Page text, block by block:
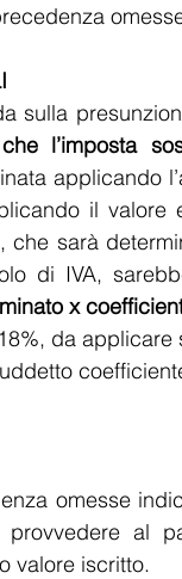
sulla
l’imposta
applicando
il
sarà
x
da applicare
omesse
al
valore iscritto.